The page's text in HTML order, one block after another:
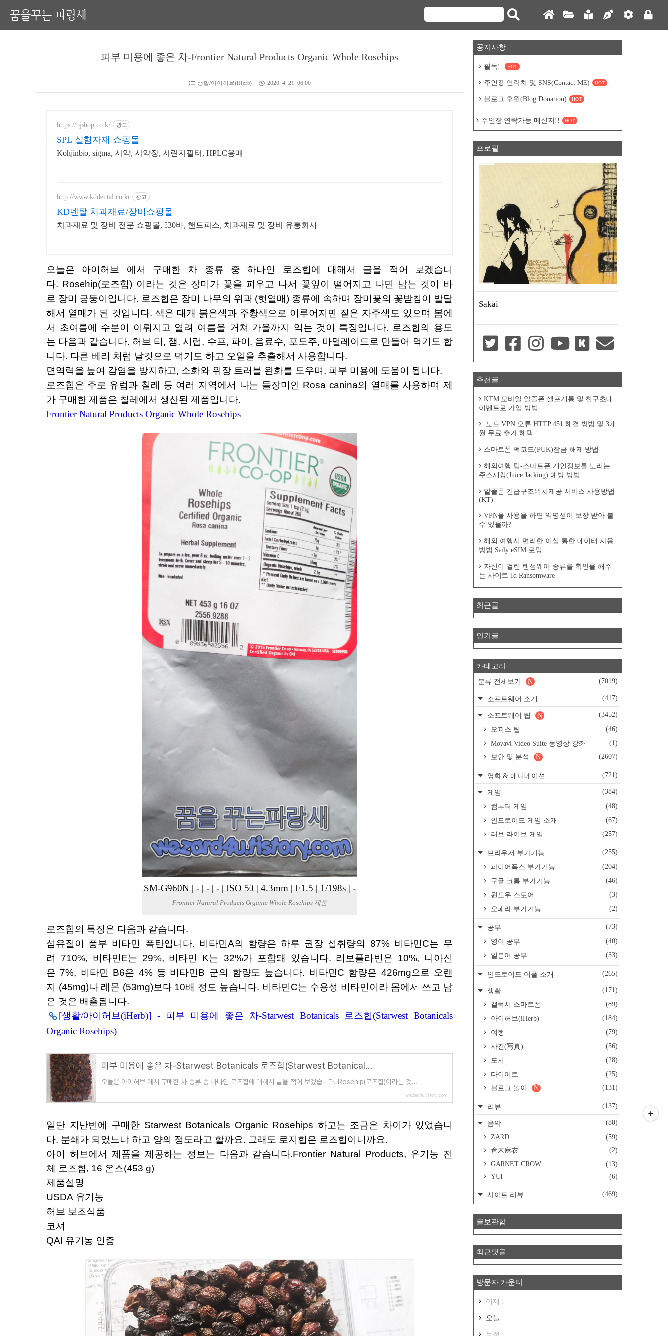
꿈을꾸는 파랑새
피부 미용에 좋은 차-Frontier Natural Products Organic Whole Rosehips
생활/아이허브(iHerb) 2020. 4. 21. 06:00
https://bjshop.co.kr 광고
SPL 실험자재 쇼핑몰
Kohjinbio, sigma, 시약, 시약장, 시린지필터, HPLC용매
http://www.kddental.co.kr 광고
KD덴탈 치과재료/장비쇼핑몰
치과재료 및 장비 전문 쇼핑몰, 330바, 핸드피스, 치과재료 및 장비 유통회사
오늘은 아이허브 에서 구매한 차 종류 중 하나인 로즈힙에 대해서 글을 적어 보겠습니
다. Rosehip(로즈힙) 이라는 것은 장미가 꽃을 피우고 나서 꽃잎이 떨어지고 나면 남는 것이 바
로 장미 궁둥이입니다. 로즈힙은 장미 나무의 위과 (헛열매) 종류에 속하며 장미꽃의 꽃받침이 발달
해서 열매가 된 것입니다. 색은 대개 붉은색과 주황색으로 이루어지면 짙은 자주색도 있으며 봄에
서 초여름에 수분이 이뤄지고 열려 여름을 거쳐 가을까지 익는 것이 특징입니다. 로즈힙의 용도
는 다음과 같습니다. 허브 티, 잼, 시럽, 수프, 파이, 음료수, 포도주, 마멀레이드로 만들어 먹기도 합
니다. 다른 베리 처럼 날것으로 먹기도 하고 오일을 추출해서 사용합니다.
면역력을 높여 감염을 방지하고, 소화와 위장 트러블 완화를 도우며, 피부 미용에 도움이 됩니다.
로즈힙은 주로 유럽과 칠레 등 여러 지역에서 나는 들장미인 Rosa canina의 열매를 사용하며 제
가 구매한 제품은 칠레에서 생산된 제품입니다.
Frontier Natural Products Organic Whole Rosehips
SM-G960N| -| -| -| ISO 50 | 4.3mm| F1.5 | 1/198s| -
Frontier Natural Products Organic Whole Rosehips 제품
로즈힙의 특징은 다음과 같습니다.
섬유질이 풍부 비타민 폭탄입니다. 비타민A의 함량은 하루 권장 섭취량의 87% 비타민C는 무
려 710%, 비타민E는 29%, 비타민 K는 32%가 포함돼 있습니다. 리보플라빈은 10%, 니아신
은 7%, 비타민 B6은 4% 등 비타민B 군의 함량도 높습니다. 비타민C 함량은 426mg으로 오랜
지 (45mg)나 레몬 (53mg)보다 10배 정도 높습니다. 비타민C는 수용성 비타민이라 몸에서 쓰고 남
은 것은 배출됩니다.
[생활/아이허브(iHerb)] - 피부 미용에 좋은 차-Starwest Botanicals 로즈힙(Starwest Botanicals
Organic Rosehips)
피부 미용에 좋은 차-Starwest Botanicals 로즈힙(Starwest Botanicals Organic Rosehips)
오늘은 아이허브 에서 구매한 차 종류 중 하나인 로즈힙에 대해서 글을 적어 보겠습니다. Rosehip(로즈힙)이라는 것은
wezard4u.tistory.com
일단 지난번에 구매한 Starwest Botanicals Organic Rosehips 하고는 조금은 차이가 있었습니
다. 분쇄가 되었느냐 하고 양의 정도라고 할까요. 그래도 로지힙은 로즈힙이니까요.
아이 허브에서 제품을 제공하는 정보는 다음과 같습니다.Frontier Natural Products, 유기농 전
체 로즈힙, 16 온스(453 g)
제품설명
USDA 유기농
허브 보조식품
코셔
QAI 유기농 인증
공지사항
필독!! HOT
주인장 연락처 및 SNS(Contact ME) HOT
블로그 후원(Blog Donation) HOT
주인장 연락가능 메신저!! HOT
프로필
Sakai
추천글
KTM 모바일 알뜰폰 셀프개통 및 친구초대
이벤트로 가입 방법
노드 VPN 오류 HTTP 451 해결 방법 및 3개
월 무료 추가 혜택
스마트폰 퍽코드(PUK)잠금 해제 방법
해외여행 팁-스마트폰 개인정보를 노리는
주스재킹(Juice Jacking) 예방 방법
알뜰폰 긴급구조위치제공 서비스 사용방법
(KT)
VPN을 사용을 하면 익명성이 보장 받아 볼
수 있을까?
해외 여행시 편리한 이심 통한 데이터 사용
방법 Saily eSIM 로밍
자신이 걸린 랜섬웨어 종류를 확인을 해주
는 사이트-Id Ransomware
최근글
인기글
카테고리
분류 전체보기 (7019)
N
소프트웨어 소개 (417)
소프트웨어 팁 (3452)
N
오피스 팁
(46)
Movavi Video Suite 동영상 강좌
(1)
보안 및 분석
(2607)
N
영화 & 애니메이션 (721)
게임
(384)
컴퓨터 게임
(48)
안드로이드 게임 소개
(67)
러브 라이브 게임
(257)
브라우저 부가기능
(255)
파이어폭스 부가기능
(204)
구글 크롬 부가기능
(46)
윈도우 스토어
(3)
오페라 부가기능
(2)
공부
(73)
영어 공부
(40)
일본어 공부
(33)
안드로이드 어플 소개 (265)
생활
(171)
갤럭시 스마트폰
(89)
아이허브(iHerb)
(184)
여행
(79)
사진(写真)
(56)
도서
(28)
다이어트
(25)
블로그 놀이
(131)
N
리뷰 (137)
음악
(80)
ZARD
(59)
倉木麻衣
(2)
GARNET CROW
(13)
YUI
(6)
사이트 리뷰 (469)
글보관함
최근댓글
방문자 카운터
어제 :
오늘 :
누적 :